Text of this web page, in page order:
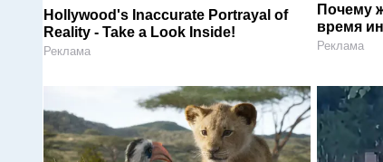
Hollywood's Inaccurate Portrayal of
Reality - Take a Look Inside!
Реклама
Почему
время
Реклама